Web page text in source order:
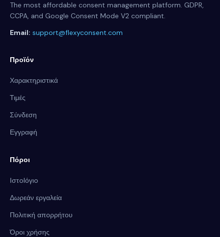
The most affordable consent management platform. GDPR,
CCPA, and Google Consent Mode V2 compliant.
Email: support@flexyconsent.com
Προϊόν
Χαρακτηριστικά
Τιμές
Σύνδεση
Εγγραφή
Πόροι
Ιστolόγιo
Δωρεάν εργαλεία
Πολιτική απορρήτου
Όροι χρήσης